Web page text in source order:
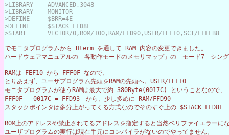
>LIBRARY    ADVANCED,3048
>LIBRARY    MONITOR
>DEFINE     $BRR=4E
>DEFINE     $STACK=FFD8F
>START      VECTOR/0,ROM/100,RAM/FFD90,USER/FEF10,SCI/FFFFB8
でモニタプログラムから Hterm を通して RAM 内容の変更できました。
ハードウェアマニュアルの「各動作モードのメモリマップ」の「モード7　シン
RAMは FEF10 から FFF0F なので、
とりあえず、ユーザプログラム先頭をRAMの先頭へ。USER/FEF10
モニタプログラムが使うRAMは最大で約 380Byte(0017C) ということなので、
FFF0F - 0017C = FFD93　から、少し多めに RAM/FFD90
スタックポインタは多分上がってくる方式なのでそのすぐ上の $STACK=FFD8F
ROM上のアドレスや禁止されてるアドレスを指定すると当然ベリファイエラーに
ユーザプログラムの実行は現在手元にコンパイラがないのでやってません。